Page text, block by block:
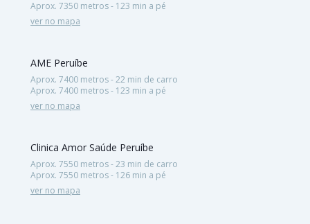
Aprox. 7350 metros - 123 min a pé
ver no mapa
AME Peruíbe
Aprox. 7400 metros - 22 min de carro
Aprox. 7400 metros - 123 min a pé
ver no mapa
Clinica Amor Saúde Peruíbe
Aprox. 7550 metros - 23 min de carro
Aprox. 7550 metros - 126 min a pé
ver no mapa